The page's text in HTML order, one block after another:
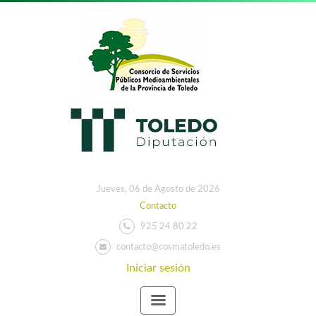
Jueves, 06 de Agosto de 2026
Contacto
925 24 80 22
contacto@cosmatoledo.es
Iniciar sesión